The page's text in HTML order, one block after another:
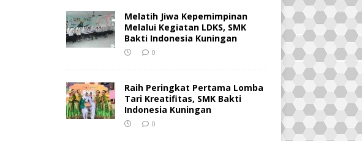
Melatih Jiwa Kepemimpinan
Melalui Kegiatan LDKS, SMK
Bakti Indonesia Kuningan
0
Raih Peringkat Pertama Lomba
Tari Kreatifitas, SMK Bakti
Indonesia Kuningan
0